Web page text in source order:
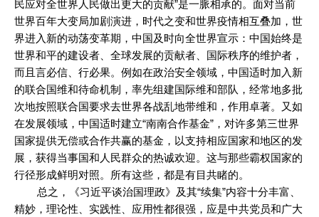
民应对全世界人民做出更大的贡献”是一脈相承的。面对当前
世界百年大变局加剧演进，时代之变和世界疫情相互叠加，世
界进入新的动荡变革期，中国及时向全世界宣示：中国始终是
世界和平的建设者、全球发展的贡献者、国际秩序的维护者，
而且言必信、行必果。例如在政治安全领域，中国适时加入新
的联合国维和待命机制，率先组建国际维和部队，经常地多批
次地按照联合国要求去世界各战乱地带维和，作用卓著。又如
在发展领域，中国适时建立“南南合作基金”，对许多第三世界
国家提供无偿或合作共赢的基金，以支持相应国家和地区的发
展，获得当事国和人民群众的热诚欢迎。这与那些霸权国家的
行径形成鲜明对照。所有这些，都是有目共睹的。
总之，《习近平谈治国理政》及其“续集”内容十分丰富、
精妙，理论性、实践性、应用性都很强，应是中共党员和广大